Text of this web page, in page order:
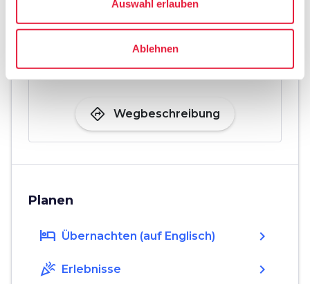
Auswahl erlauben
Ablehnen
directions Wegbeschreibung
Planen
hotel Übernachten (auf Englisch) chevron_right
celebration Erlebnisse chevron_right